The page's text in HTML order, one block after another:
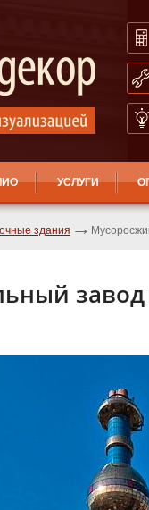
УСЛУГИ
здания